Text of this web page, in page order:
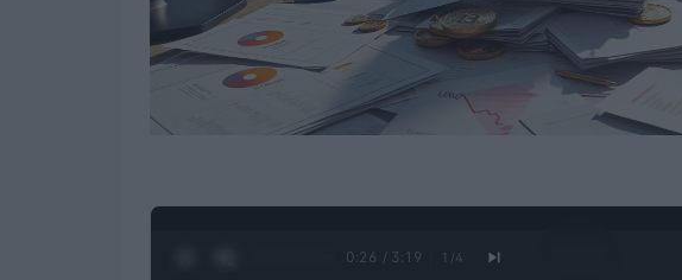
0:27 / 3:19 1 /4